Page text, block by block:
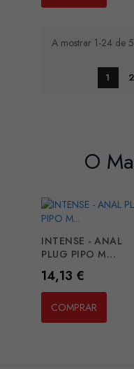
A mostrar 1-24 de
1 2
O
INTENSE - ANAL
PLUG PIPO M...
Preço
14,13 €
COMPRAR